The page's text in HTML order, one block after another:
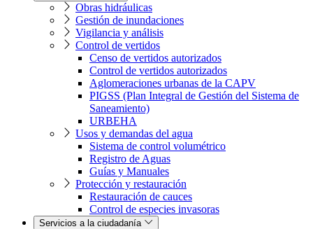
Obras hidráulicas
Gestión de inundaciones
Vigilancia y análisis
Control de vertidos
Censo de vertidos autorizados
Control de vertidos autorizados
Aglomeraciones urbanas de la CAPV
PIGSS (Plan Integral de Gestión del Sistema de
Saneamiento)
URBEHA
Usos y demandas del agua
Sistema de control volumétrico
Registro de Aguas
Guías y Manuales
Protección y restauración
Restauración de cauces
Control de especies invasoras
Servicios a la ciudadanía